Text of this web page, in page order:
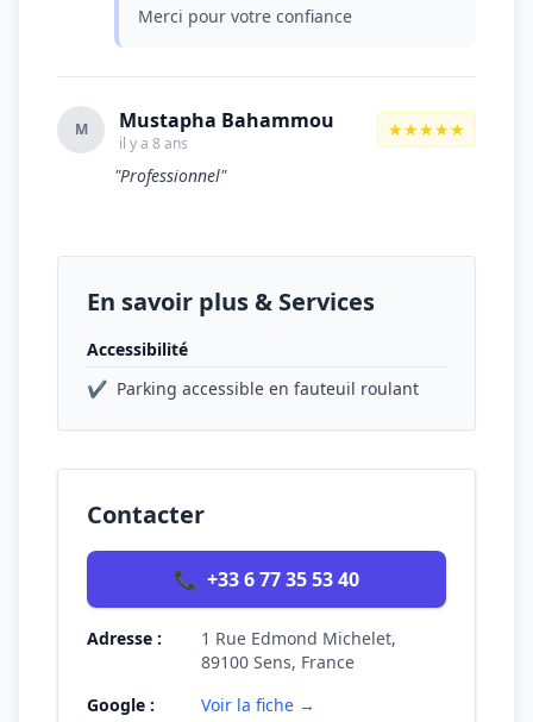
Merci pour votre confiance
M Mustapha Bahammou
il y a 8 ans
★★★★★
"Professionnel"
En savoir plus & Services
Accessibilité
✔ Parking accessible en fauteuil roulant
Contacter
📞 +33 6 77 35 53 40
Adresse :
1 Rue Edmond Michelet,
89100 Sens, France
Google :
Voir la fiche →